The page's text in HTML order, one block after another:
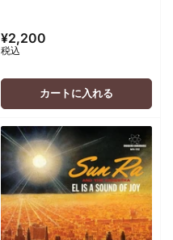
通
常
価
¥2,200
税込
カートに入れる